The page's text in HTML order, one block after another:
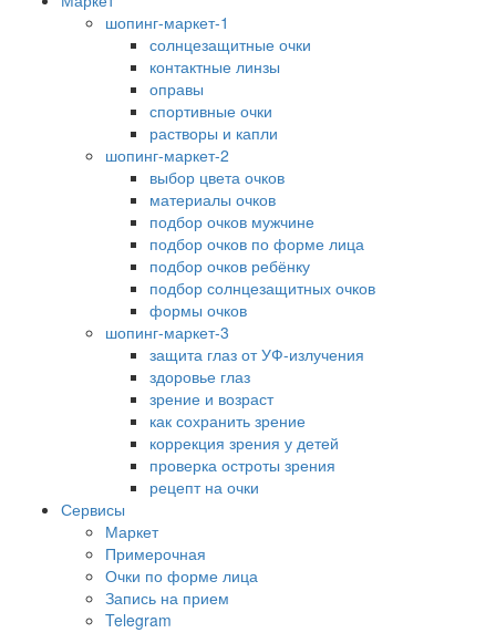
шопинг-маркет-1
солнцезащитные очки
контактные линзы
оправы
спортивные очки
растворы и капли
шопинг-маркет-2
выбор цвета очков
материалы очков
подбор очков мужчине
подбор очков по форме лица
подбор очков ребёнку
подбор солнцезащитных очков
формы очков
шопинг-маркет-3
защита глаз от УФ-излучения
здоровье глаз
зрение и возраст
как сохранить зрение
коррекция зрения у детей
проверка остроты зрения
рецепт на очки
Сервисы
Маркет
Примерочная
Очки по форме лица
Запись на прием
Telegram